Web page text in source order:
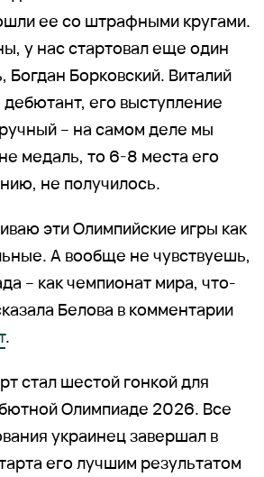
ее со штрафными кругами.
у нас стартовал еще один
Богдан Борковский. Виталий
его выступление
– на самом деле мы
медаль, то 6-8 места его
не получилось.
эти Олимпийские игры как
А вообще не чувствуешь,
– как чемпионат мира, что-
Белова в комментарии
.
стал шестой гонкой для
Олимпиаде 2026. Все
украинец завершал в
его лучшим результатом